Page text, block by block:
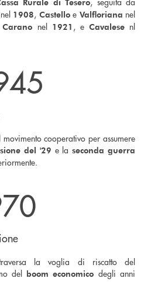
nel 1908, Castelloe Valfloriana nel
Carano nel 1921 , e Cavalesenl
cooperativo per assumere
del '29 e laseconda guerra
la voglia di riscatto del
del boom economico degli anni